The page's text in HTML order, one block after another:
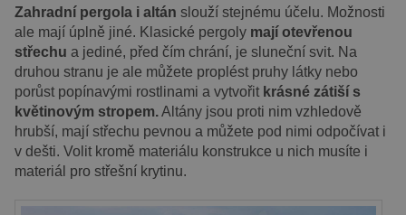
Zahradní pergola i altán slouží stejnému účelu. Možnosti
ale mají úplně jiné. Klasické pergoly mají otevřenou
střechu a jediné, před čím chrání, je sluneční svit. Na
druhou stranu je ale můžete proplést pruhy látky nebo
porůst popínavými rostlinami a vytvořit krásné zátiší s
květinovým stropem.Altány jsou proti nim vzhledově
hrubší, mají střechu pevnou a můžete pod nimi odpočívat i
v dešti. Volit kromě materiálu konstrukce u nich musíte i
materiál pro střešní krytinu.